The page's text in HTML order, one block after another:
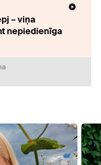
– viņa
nepiedienīga